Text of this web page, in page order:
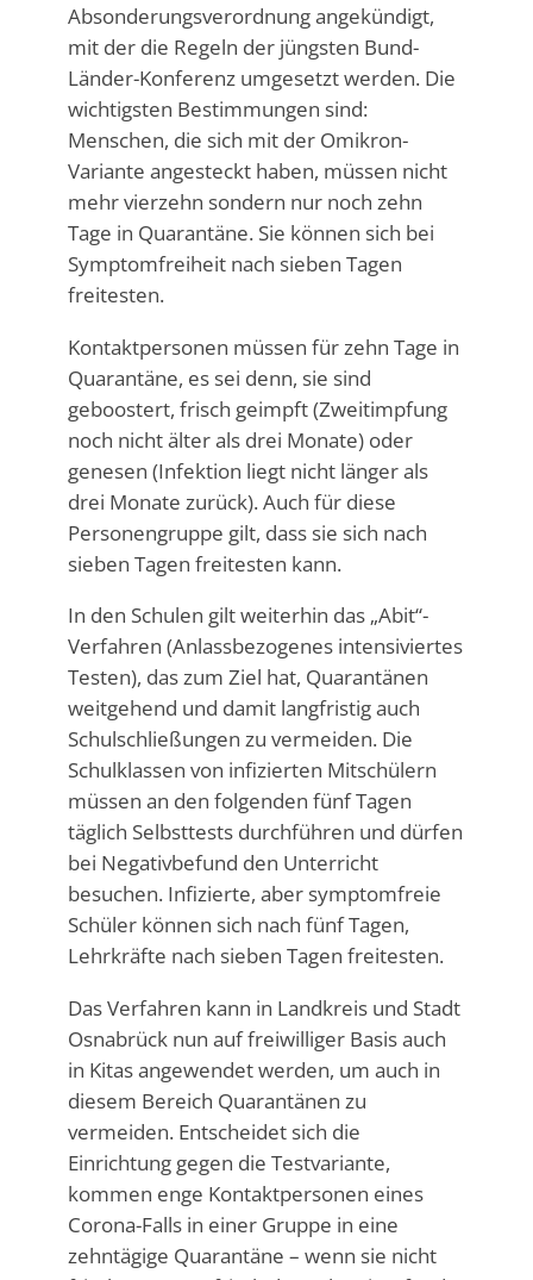
Absonderungsverordnung angekündigt,
mit der die Regeln der jüngsten Bund-
Länder-Konferenz umgesetzt werden. Die
wichtigsten Bestimmungen sind:
Menschen, die sich mit der Omikron-
Variante angesteckt haben, müssen nicht
mehr vierzehn sondern nur noch zehn
Tage in Quarantäne. Sie können sich bei
Symptomfreiheit nach sieben Tagen
freitesten.
Kontaktpersonen müssen für zehn Tage in
Quarantäne, es sei denn, sie sind
geboostert, frisch geimpft (Zweitimpfung
noch nicht älter als drei Monate) oder
genesen (Infektion liegt nicht länger als
drei Monate zurück). Auch für diese
Personengruppe gilt, dass sie sich nach
sieben Tagen freitesten kann.
In den Schulen gilt weiterhin das „Abit“-
Verfahren (Anlassbezogenes intensiviertes
Testen), das zum Ziel hat, Quarantänen
weitgehend und damit langfristig auch
Schulschließungen zu vermeiden. Die
Schulklassen von infizierten Mitschülern
müssen an den folgenden fünf Tagen
täglich Selbsttests durchführen und dürfen
bei Negativbefund den Unterricht
besuchen. Infizierte, aber symptomfreie
Schüler können sich nach fünf Tagen,
Lehrkräfte nach sieben Tagen freitesten.
Das Verfahren kann in Landkreis und Stadt
Osnabrück nun auf freiwilliger Basis auch
in Kitas angewendet werden, um auch in
diesem Bereich Quarantänen zu
vermeiden. Entscheidet sich die
Einrichtung gegen die Testvariante,
kommen enge Kontaktpersonen eines
Corona-Falls in einer Gruppe in eine
zehntägige Quarantäne – wenn sie nicht